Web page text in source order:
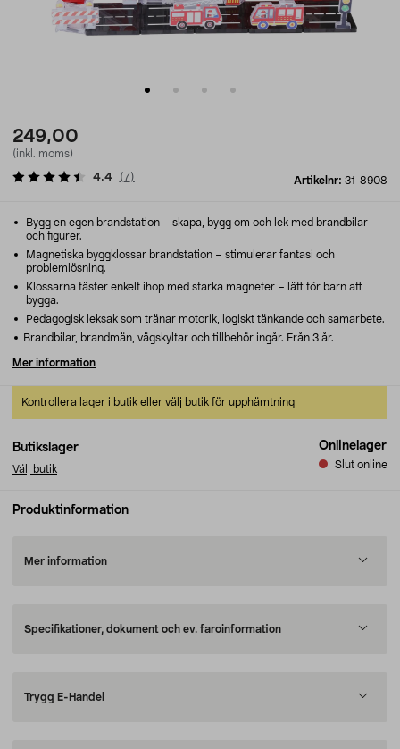
249,00
(inkl. moms)
Artikelnr: 31-8908
4.4 (7)
Butikslager
Välj butik
Onlinelager
Slut online
Kontrollera lager i butik eller välj butik för upphämtning
Bygg en egen brandstation – skapa, bygg om och lek med brandbilar
och figurer.
Magnetiska byggklossar brandstation – stimulerar fantasi och
problemlösning.
Klossarna fäster enkelt ihop med starka magneter – lätt för barn att
bygga.
Pedagogisk leksak som tränar motorik, logiskt tänkande och samarbete.
Brandbilar, brandmän, vägskyltar och tillbehör ingår. Från 3 år.
Mer information
Produktinformation
Mer information
Specifikationer, dokument och ev. faroinformation
Trygg E-Handel